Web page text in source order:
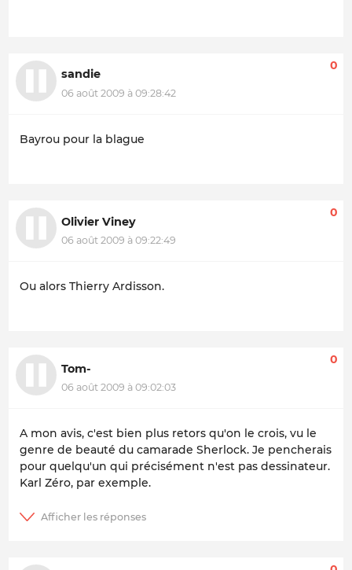
sandie
06 août 2009 à 09:28:42
0
Bayrou pour la blague
Olivier Viney
06 août 2009 à 09:22:49
0
Ou alors Thierry Ardisson.
Tom-
06 août 2009 à 09:02:03
0
A mon avis, c'est bien plus retors qu'on le crois, vu le
genre de beauté du camarade Sherlock. Je pencherais
pour quelqu'un qui précisément n'est pas dessinateur.
Karl Zéro, par exemple.